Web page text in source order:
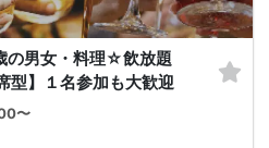
の男女・料理☆飲放題
型】１名参加も大歓迎
〜